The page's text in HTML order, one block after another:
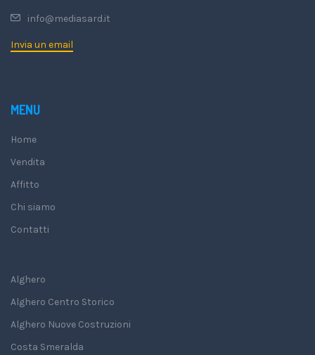
info@mediasard.it
Invia un email
MENU
Home
Vendita
Affitto
Chi siamo
Contatti
Alghero
Alghero Centro Storico
Alghero Nuove Costruzioni
Costa Smeralda